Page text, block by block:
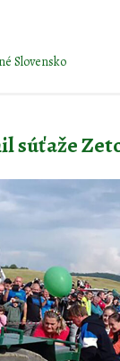
Slovensko
súťaže